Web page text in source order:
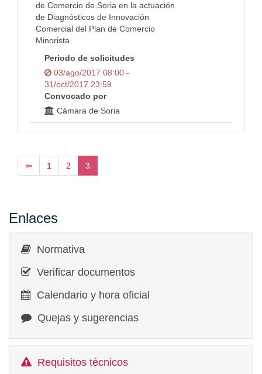
de Comercio de Soria en la actuación
de Diagnósticos de Innovación
Comercial del Plan de Comercio
Minorista.
Periodo de solicitudes
03/ago/2017 08:00 -
31/oct/2017 23:59
Convocado por
Cámara de Soria
⇦ 1 2 3
Enlaces
Normativa
Verificar documentos
Calendario y hora oficial
Quejas y sugerencias
Requisitos técnicos